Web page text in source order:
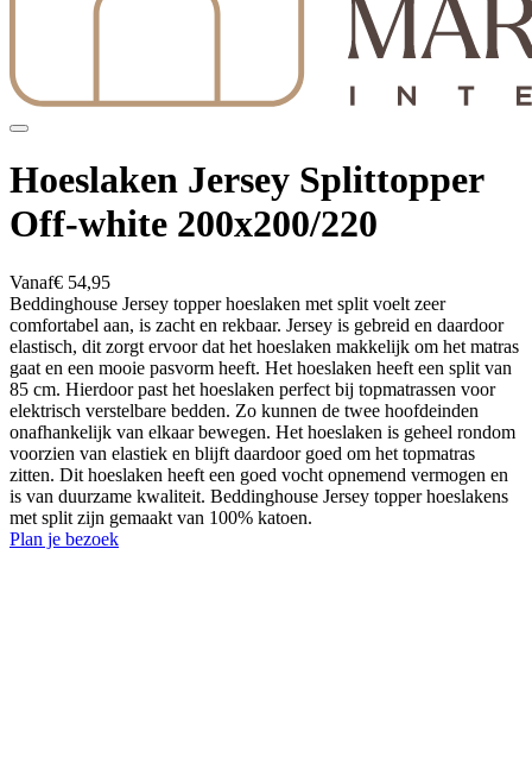
Hoeslaken Jersey Splittopper
Off-white 200x200/220
Vanaf€ 54,95
Beddinghouse Jersey topper hoeslaken met split voelt zeer
comfortabel aan, is zacht en rekbaar. Jersey is gebreid en daardoor
elastisch, dit zorgt ervoor dat het hoeslaken makkelijk om het matras
gaat en een mooie pasvorm heeft. Het hoeslaken heeft een split van
85 cm. Hierdoor past het hoeslaken perfect bij topmatrassen voor
elektrisch verstelbare bedden. Zo kunnen de twee hoofdeinden
onafhankelijk van elkaar bewegen. Het hoeslaken is geheel rondom
voorzien van elastiek en blijft daardoor goed om het topmatras
zitten. Dit hoeslaken heeft een goed vocht opnemend vermogen en
is van duurzame kwaliteit. Beddinghouse Jersey topper hoeslakens
met split zijn gemaakt van 100% katoen.
Plan je bezoek